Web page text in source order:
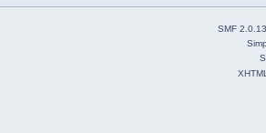
SMF 2.0.13